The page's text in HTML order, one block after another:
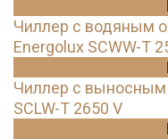
Чиллер с водяным
Energolux SCWW-T
Чиллер с выносным
SCLW-T 2650 V